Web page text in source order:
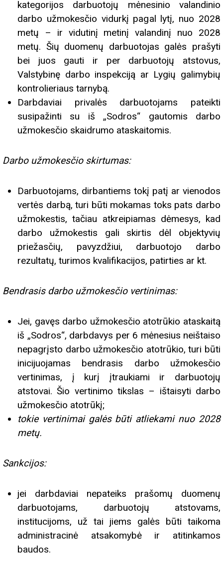
kategorijos darbuotojų mėnesinio valandinio
darbo užmokesčio vidurkį pagal lytį, nuo 2028
metų – ir vidutinį metinį valandinį nuo 2028
metų. Šių duomenų darbuotojas galės prašyti
bei juos gauti ir per darbuotojų atstovus,
Valstybinę darbo inspekciją ar Lygių galimybių
kontrolieriaus tarnybą.
Darbdaviai privalės darbuotojams pateikti
susipažinti su iš „Sodros“ gautomis darbo
užmokesčio skaidrumo ataskaitomis.
Darbo užmokesčio skirtumas:
Darbuotojams, dirbantiems tokį patį ar vienodos
vertės darbą, turi būti mokamas toks pats darbo
užmokestis, tačiau atkreipiamas dėmesys, kad
darbo užmokestis gali skirtis dėl objektyvių
priežasčių, pavyzdžiui, darbuotojo darbo
rezultatų, turimos kvalifikacijos, patirties ar kt.
Bendrasis darbo užmokesčio vertinimas:
Jei, gavęs darbo užmokesčio atotrūkio ataskaitą
iš „Sodros“, darbdavys per 6 mėnesius neištaiso
nepagrįsto darbo užmokesčio atotrūkio, turi būti
inicijuojamas bendrasis darbo užmokesčio
vertinimas, į kurį įtraukiami ir darbuotojų
atstovai. Šio vertinimo tikslas – ištaisyti darbo
užmokesčio atotrūkį;
tokie vertinimai galės būti atliekami nuo 2028
metų.
Sankcijos:
jei darbdaviai nepateiks prašomų duomenų
darbuotojams, darbuotojų atstovams,
institucijoms, už tai jiems galės būti taikoma
administracinė atsakomybė ir atitinkamos
baudos.